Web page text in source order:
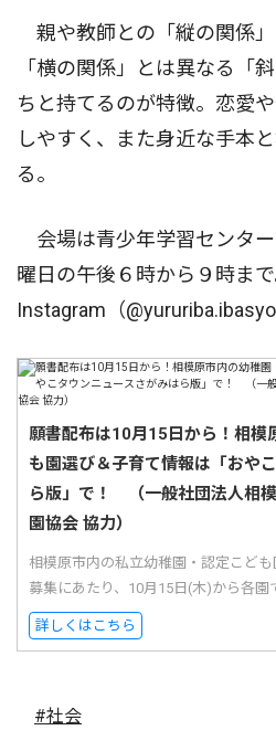
親や教師との「縦の関係
「横の関係」とは異なる「
ちと持てるのが特徴。恋愛
しやすく、また身近な手本
る。
会場は青少年学習センタ
曜日の午後６時から９時ま
Instagram（
願書配布は10月15日から！相模
も園選び＆子育て情報は「おや
ら版」で！ （一般社団法人相
園協会 協力）
相模原市内の私立幼稚園・認定こど
募集にあたり、10月15日(木)から各園
詳しくはこちら
#社会